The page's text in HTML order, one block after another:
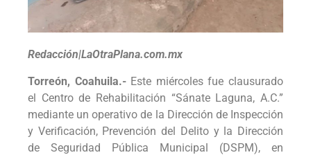
Redacción|LaOtraPlana.com.mx
Torreón, Coahuila.-Este miércoles fue clausurado
el Centro de Rehabilitación “Sánate Laguna, A.C.”
mediante un operativo de la Dirección de Inspección
y Verificación, Prevención del Delito y la Dirección
de Seguridad Pública Municipal (DSPM), en